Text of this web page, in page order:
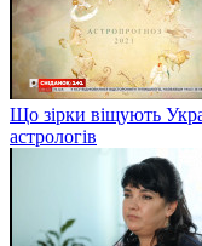
Що зірки віщують
астрологів